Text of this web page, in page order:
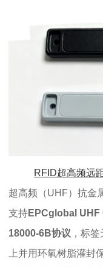
RFID超高频远
超高频（UHF）抗金
支持EPCglobal UHF
18000-6B协议 ， 标签
上并用环氧树脂灌封